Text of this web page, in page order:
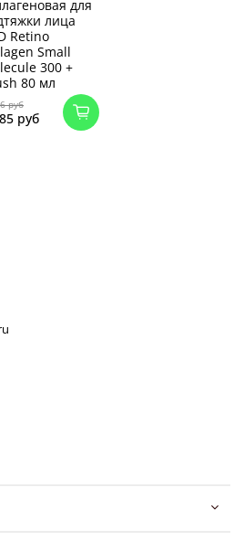
для
лица
Retino
Small
300 +
80 мл
руб
руб